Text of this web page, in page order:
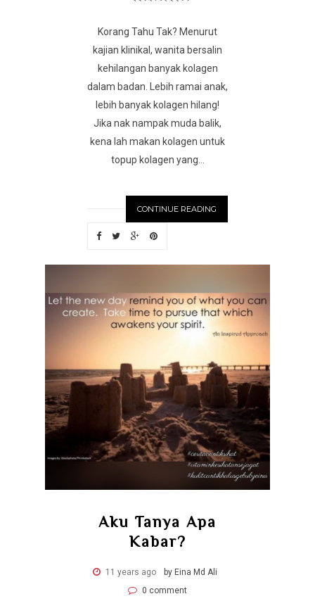
Korang Tahu Tak? Menurut
kajian klinikal, wanita bersalin
kehilangan banyak kolagen
dalam badan. Lebih ramai anak,
lebih banyak kolagen hilang!
Jika nak nampak muda balik,
kena lah makan kolagen untuk
topup kolagen yang...
CONTINUE READING
Aku Tanya Apa
Kabar?
11 years ago
by Eina Md Ali
0 comment